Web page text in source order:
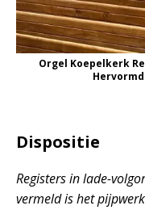
Orgel Koepelkerk
Dispositie
Registers in lade-
vermeld is het